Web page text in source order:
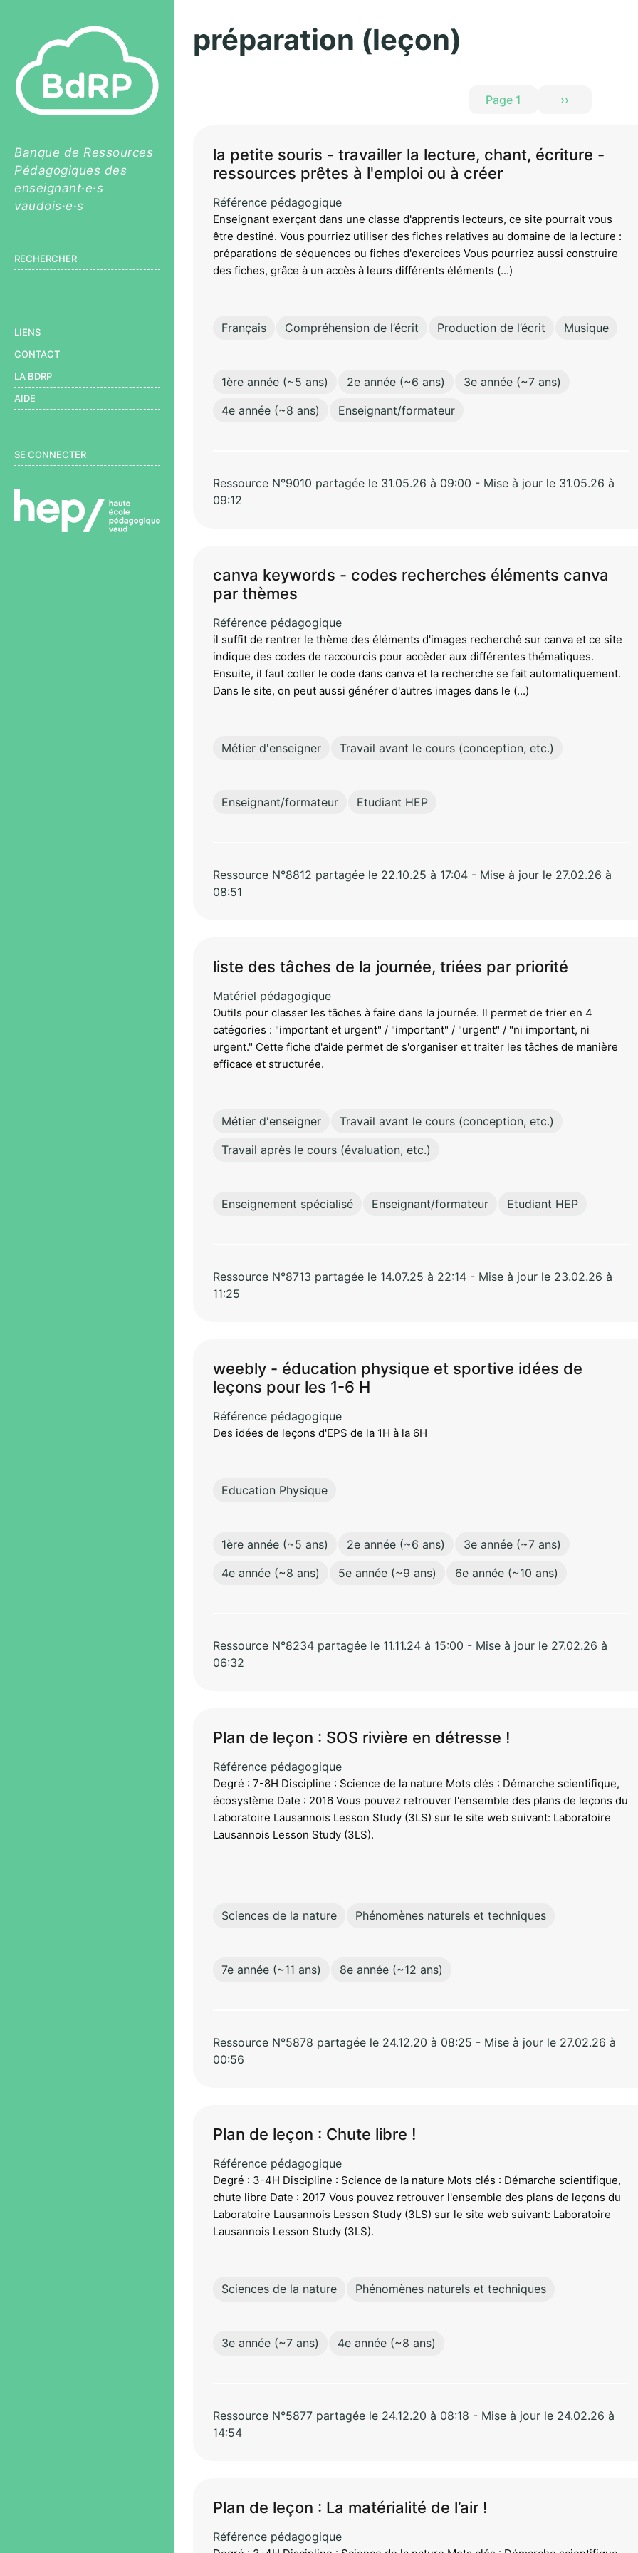
préparation (leçon)
Page 1 ››
la petite souris - travailler la lecture, chant, écriture -
ressources prêtes à l'emploi ou à créer
Référence pédagogique
Enseignant exerçant dans une classe d'apprentis lecteurs, ce site pourrait vous
être destiné. Vous pourriez utiliser des fiches relatives au domaine de la lecture :
préparations de séquences ou fiches d'exercices Vous pourriez aussi construire
des fiches, grâce à un accès à leurs différents éléments (...)
Français Compréhension de l’écrit Production de l’écrit Musique
1ère année (~5 ans) 2e année (~6 ans)
3e année (~7 ans)
4e année (~8 ans)
Enseignant/formateur
Ressource N°9010 partagée le 31.05.26 à 09:00 - Mise à jour le 31.05.26 à
09:12
canva keywords - codes recherches éléments canva
par thèmes
Référence pédagogique
il suffit de rentrer le thème des éléments d'images recherché sur canva et ce site
indique des codes de raccourcis pour accèder aux différentes thématiques.
Ensuite, il faut coller le code dans canva et la recherche se fait automatiquement.
Dans le site, on peut aussi générer d'autres images dans le (...)
Métier d'enseigner Travail avant le cours (conception, etc.)
Enseignant/formateur Etudiant HEP
Ressource N°8812 partagée le 22.10.25 à 17:04 - Mise à jour le 27.02.26 à
08:51
liste des tâches de la journée, triées par priorité
Matériel pédagogique
Outils pour classer les tâches à faire dans la journée. Il permet de trier en 4
catégories : "important et urgent" / "important" / "urgent" / "ni important, ni
urgent." Cette fiche d'aide permet de s'organiser et traiter les tâches de manière
efficace et structurée.
Métier d'enseigner
Travail avant le cours (conception, etc.)
Travail après le cours (évaluation, etc.)
Enseignement spécialisé Enseignant/formateur Etudiant HEP
Ressource N°8713 partagée le 14.07.25 à 22:14 - Mise à jour le 23.02.26 à
11:25
weebly - éducation physique et sportive idées de
leçons pour les 1-6 H
Référence pédagogique
Des idées de leçons d'EPS de la 1H à la 6H
Education Physique
1ère année (~5 ans) 2e année (~6 ans)
3e année (~7 ans)
4e année (~8 ans)
5e année (~9 ans) 6e année (~10 ans)
Ressource N°8234 partagée le 11.11.24 à 15:00 - Mise à jour le 27.02.26 à
06:32
Plan de leçon : SOS rivière en détresse !
Référence pédagogique
Degré : 7-8H Discipline : Science de la nature Mots clés : Démarche scientifique,
écosystème Date : 2016 Vous pouvez retrouver l'ensemble des plans de leçons du
Laboratoire Lausannois Lesson Study (3LS) sur le site web suivant: Laboratoire
Lausannois Lesson Study (3LS).
Sciences de la nature Phénomènes naturels et techniques
7e année (~11 ans) 8e année (~12 ans)
Ressource N°5878 partagée le 24.12.20 à 08:25 - Mise à jour le 27.02.26 à
00:56
Plan de leçon : Chute libre !
Référence pédagogique
Degré : 3-4H Discipline : Science de la nature Mots clés : Démarche scientifique,
chute libre Date : 2017 Vous pouvez retrouver l'ensemble des plans de leçons du
Laboratoire Lausannois Lesson Study (3LS) sur le site web suivant: Laboratoire
Lausannois Lesson Study (3LS).
Sciences de la nature Phénomènes naturels et techniques
3e année (~7 ans) 4e année (~8 ans)
Ressource N°5877 partagée le 24.12.20 à 08:18 - Mise à jour le 24.02.26 à
14:54
Plan de leçon : La matérialité de l’air !
Référence pédagogique
Banque de Ressources
Pédagogiques des
enseignant·e·s
vaudois·e·s
RECHERCHER
LIENS
CONTACT
LA BDRP
AIDE
User menu
SE CONNECTER